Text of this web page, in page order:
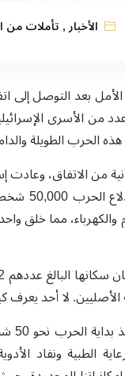
الأخبار, تأملات من
بعد التوصل إلى
من الأسرى
الحرب الطويلة
من الاتفاق،
مما خلق
لا أحد